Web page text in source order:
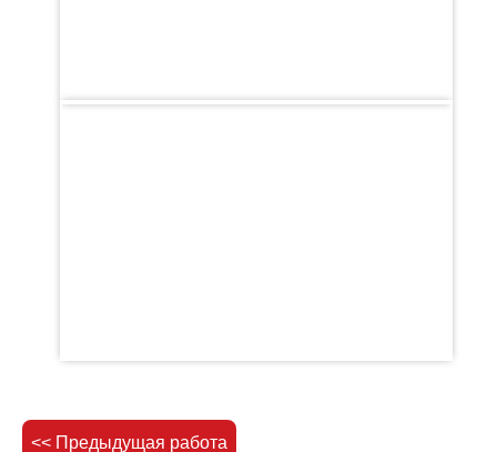
<< Предыдущая работа